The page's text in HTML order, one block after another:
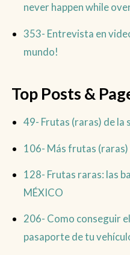
never happen while
353- Entrevista en
mundo!
Top Posts &
49- Frutas (raras) de la
106- Más frutas (raras)
128- Frutas raras: las
MÉXICO
206- Como conseguir
pasaporte de tu